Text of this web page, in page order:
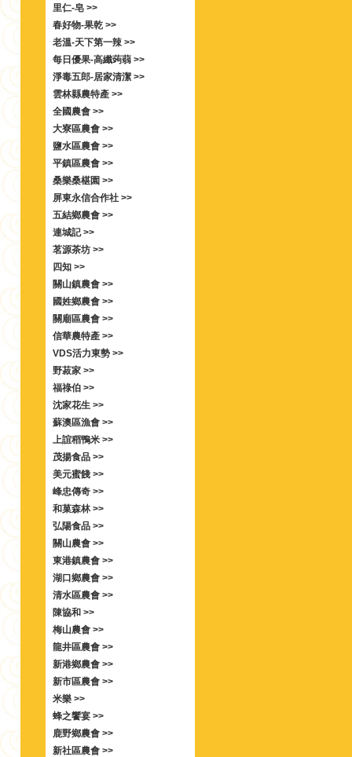
里仁-皂 >>
春好物-果乾 >>
老溫-天下第一辣 >>
每日優果-高纖蒟蒻 >>
淨毒五郎-居家清潔 >>
雲林縣農特產 >>
全國農會 >>
大寮區農會 >>
鹽水區農會 >>
平鎮區農會 >>
桑樂桑椹園 >>
屏東永信合作社 >>
五結鄉農會 >>
連城記 >>
茗源茶坊 >>
四知 >>
關山鎮農會 >>
國姓鄉農會 >>
關廟區農會 >>
信華農特產 >>
VDS活力東勢 >>
野菽家 >>
福祿伯 >>
沈家花生 >>
蘇澳區漁會 >>
上誼稻鴨米 >>
茂揚食品 >>
美元蜜餞 >>
峰忠傳奇 >>
和菓森林 >>
弘陽食品 >>
關山農會 >>
東港鎮農會 >>
湖口鄉農會 >>
清水區農會 >>
陳協和 >>
梅山農會 >>
龍井區農會 >>
新港鄉農會 >>
新市區農會 >>
米樂 >>
蜂之饗宴 >>
鹿野鄉農會 >>
新社區農會 >>